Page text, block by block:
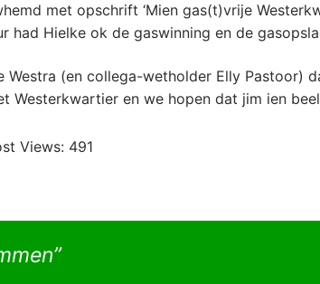
met opschrift ‘Mien gas(t)vrije
had Hielke ok de gaswinning en de
Westra (en collega-wetholder Elly Pastoor)
Westerkwartier en we hopen dat jim ien
Views: 491